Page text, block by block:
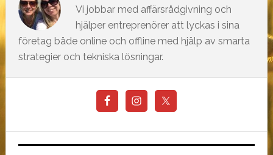
Vi jobbar med affärsrådgivning och
hjälper entreprenörer att lyckas i sina
företag både online och offline med hjälp av smarta
strategier och tekniska lösningar.